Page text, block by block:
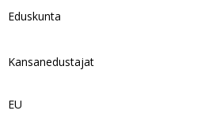
Eduskunta
Kansanedustajat
EU